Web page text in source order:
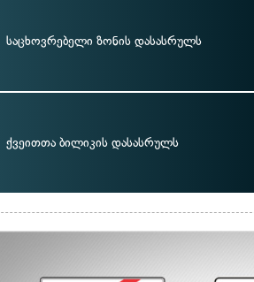
საცხოვრებელი ზონის დასასრულს
ქვეითთა ბილიკის დასასრულს